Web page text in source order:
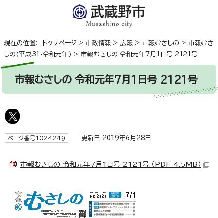
現在の位置： トップページ > 市政情報 > 広報 > 市報むさしの > 市報むさ
しの(平成31・令和元年) > 市報むさしの 令和元年7月1日号 2121号
市報むさしの 令和元年7月1日号 2121号
ページ番号1024249 更新日 2019年6月28日
市報むさしの 令和元年7月1日号 2121号 （PDF 4.5MB）